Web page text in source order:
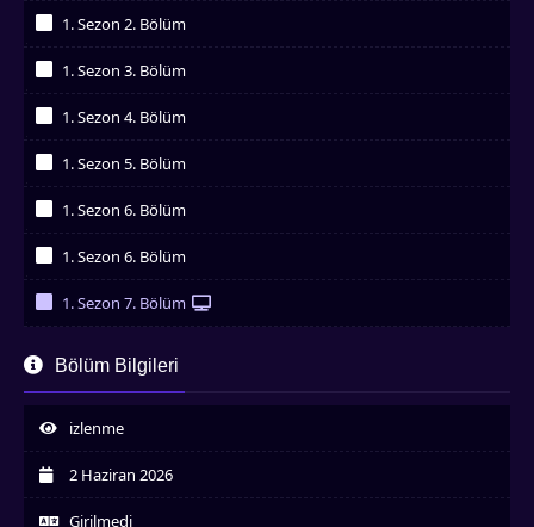
1. Sezon 2. Bölüm
1. Sezon 3. Bölüm
1. Sezon 4. Bölüm
1. Sezon 5. Bölüm
1. Sezon 6. Bölüm
1. Sezon 6. Bölüm
1. Sezon 7. Bölüm
İzledim
İzledim
1. Sezon 9. Bölüm
İzledim
İzledim
Bölüm Bilgileri
izlenme
2 Haziran 2026
Girilmedi